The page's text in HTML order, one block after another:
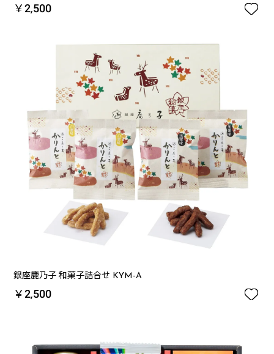
￥2,500 
銀座鹿乃子 和菓子詰合せ KYM-A
￥2,500 